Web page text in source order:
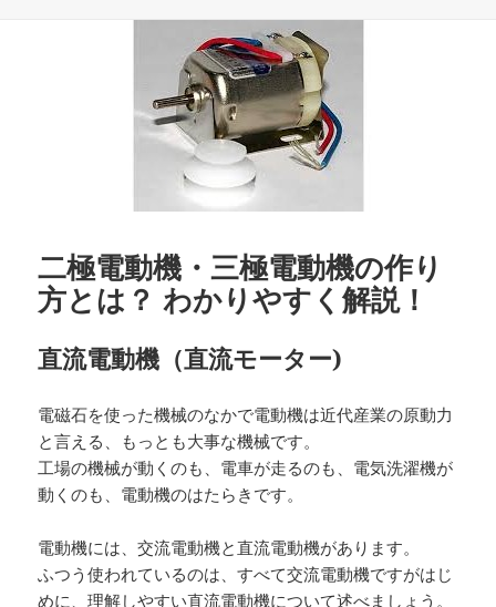
二極電動機・三極電動機の作り
方とは？ わかりやすく解説！
直流電動機（直流モーター)
電磁石を使った機械のなかで電動機は近代産業の原動力
と言える、もっとも大事な機械です。
工場の機械が動くのも、電車が走るのも、電気洗濯機が
動くのも、電動機のはたらきです。
電動機には、交流電動機と直流電動機があります。
ふつう使われているのは、すべて交流電動機ですがはじ
めに、理解しやすい直流電動機について述べましょう。